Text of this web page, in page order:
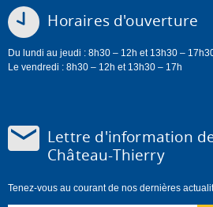
Horaires d'ouverture
Du lundi au jeudi : 8h30 – 12h et 13h30 –
Le vendredi : 8h30 – 12h et 13h30 – 17h
Lettre d'information
Château-Thierry
Tenez-vous au courant de nos dernières